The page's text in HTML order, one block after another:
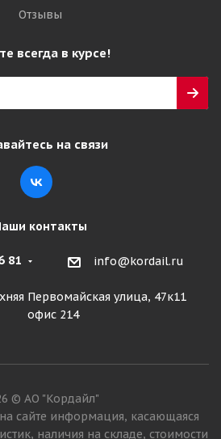
Отзывы
всегда в курсе!
на связи
контакты
81 info@kordail.ru
Первомайская улица, 47к11
офис 214
© АО "Кордайл"
сайте информация, касающаяся
наличия на складе, стоимости